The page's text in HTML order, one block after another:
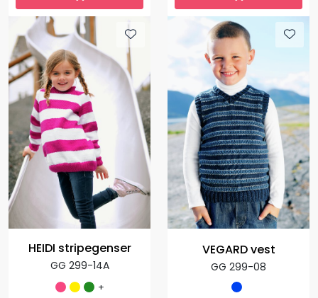
HEIDI stripegenser
GG 299-14A
+
VEGARD vest
GG 299-08